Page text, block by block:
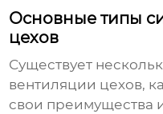
Основные типы
цехов
Существует
вентиляции цехов,
свои преимущества